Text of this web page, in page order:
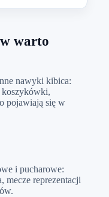
warto
nawyki kibica:
koszykówki,
pojawiają się w
i pucharowe:
mecze reprezentacji